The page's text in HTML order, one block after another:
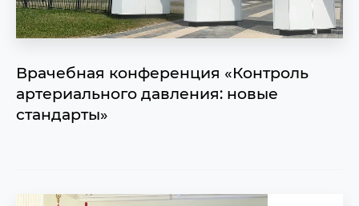
Врачебная конференция «Контроль
артериального давления: новые
стандарты»